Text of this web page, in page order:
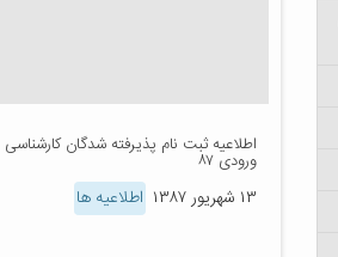
اطلاعیه ثبت نام پذیرفته شدگان کارشناسی
ورودی ۸۷
۱۳ شهریور ۱۳۸۷ اطلاعیه ها